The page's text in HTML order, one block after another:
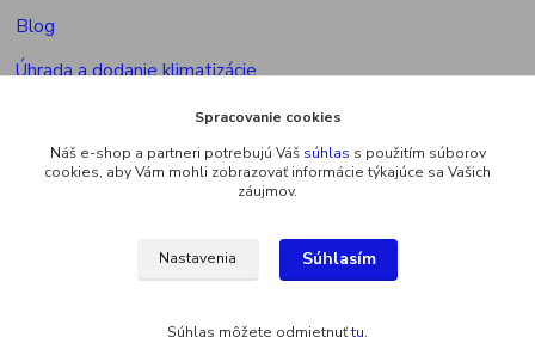
Blog
Úhrada a dodanie klimatizácie
Povolenie na montáž klimatizácie
Výkon vonkajšej jed. multisplitu
Upravit sběr cookies.
Spracovanie cookies
Náš e-shop a partneri potrebujú Váš súhlas s použitím súborov
cookies, aby Vám mohli zobrazovať informácie týkajúce sa Vašich
záujmov.
Nastavenia Súhlasím
Súhlas môžete odmietnuťtu.